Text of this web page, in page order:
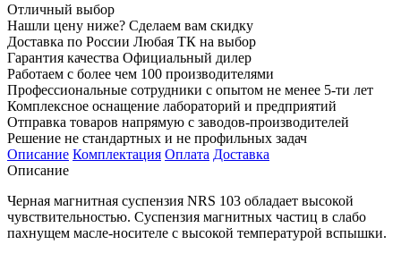
Отличный выбор
Нашли цену ниже? Сделаем вам скидку
Доставка по России Любая ТК на выбор
Гарантия качества Официальный дилер
Работаем с более чем 100 производителями
Профессиональные сотрудники с опытом не менее 5-ти лет
Комплексное оснащение лабораторий и предприятий
Отправка товаров напрямую с заводов-производителей
Решение не стандартных и не профильных задач
Описание Комплектация Оплата Доставка
Описание
Черная магнитная суспензия NRS 103 обладает высокой
чувствительностью. Суспензия магнитных частиц в слабо
пахнущем масле-носителе с высокой температурой вспышки.